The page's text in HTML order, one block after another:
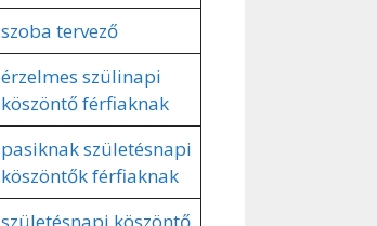
szoba tervező
érzelmes szülinapi
köszöntő férfiaknak
pasiknak születésnapi
köszöntők férfiaknak